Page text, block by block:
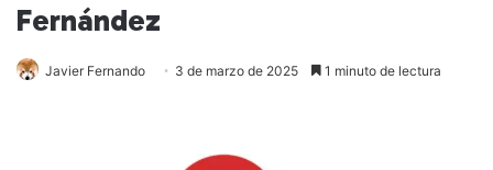
Fernández
Javier Fernando 3 de marzo de 2025 1 minuto de lectura